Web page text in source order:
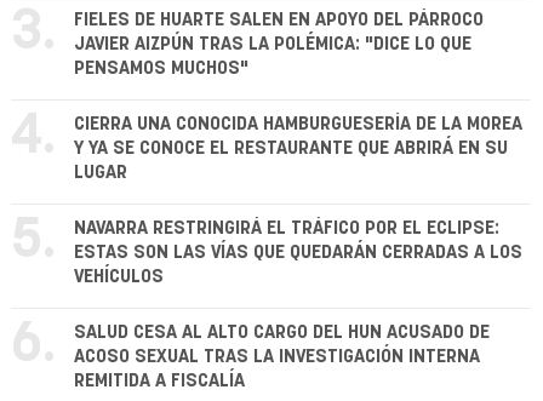
3.
FIELES DE HUARTE SALEN EN APOYO DEL PÁRROCO
JAVIER AIZPÚN TRAS LA POLÉMICA: "DICE LO QUE
PENSAMOS MUCHOS"
4.
CIERRA UNA CONOCIDA HAMBURGUESERÍA DE LA MOREA
Y YA SE CONOCE EL RESTAURANTE QUE ABRIRÁ EN SU
LUGAR
5.
NAVARRA RESTRINGIRÁ EL TRÁFICO POR EL ECLIPSE:
ESTAS SON LAS VÍAS QUE QUEDARÁN CERRADAS A LOS
VEHÍCULOS
6.
SALUD CESA AL ALTO CARGO DEL HUN ACUSADO DE
ACOSO SEXUAL TRAS LA INVESTIGACIÓN INTERNA
REMITIDA A FISCALÍA